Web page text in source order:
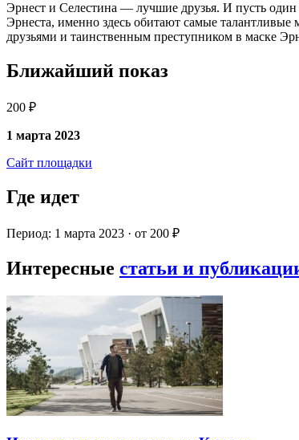
Эрнест и Селестина — лучшие друзья. И пусть
Эрнеста, именно здесь обитают самые
друзьями и таинственным преступником в маске
Ближайший показ
200 ₽
1 марта 2023
Сайт площадки
Где идет
Период: 1 марта 2023 · от 200 ₽
Интересные статьи и